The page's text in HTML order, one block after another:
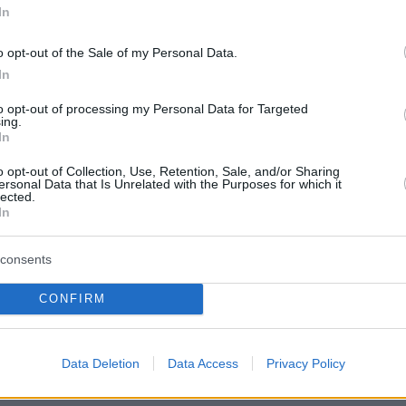
opt-out of the Sale of my Personal Data.
opt-out of processing my Personal Data for Targeted
opt-out of Collection, Use, Retention, Sale, and/or Sharing
Data that Is Unrelated with the Purposes for which it
CONFIRM
Data Deletion Data Access Privacy Policy
στοProtothema.gr
(1) ΠΡΟΣΘΗΚΗ ΣΧΟΛΙΟΥ
05:09
κόσμο είναι δύσκολο να βρεις κάποιον ειλικρινή
πραγματική σχέση. Γι αυτό δημιουργήσαμε αυτόν τον
άνδρες όπως εσύ που έχουν ξεκάθαρες προσδοκίες.
εκτιμούν την υπευθυνότητα την ωριμότητα και την
πιο εύκολη από όσο νομίζεις. Εγγράψου και πείσου